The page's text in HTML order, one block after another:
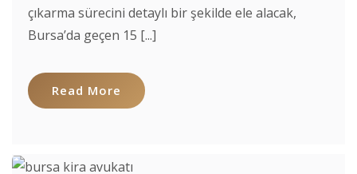
çıkarma sürecini detaylı bir şekilde ele alacak,
Bursa’da geçen 15 [...]
Read More